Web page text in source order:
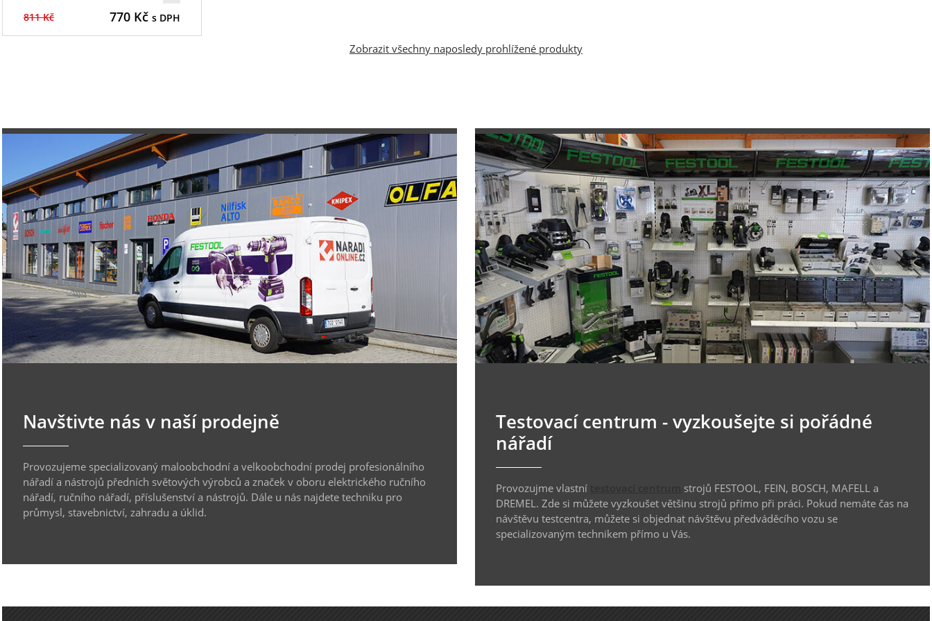
811 Kč 770Kč s DPH
Zobrazit všechny naposledy prohlížené produkty
Navštivte nás v naší prodejně
Provozujeme specializovaný maloobchodní a velkoobchodní prodej profesionálního
nářadí a nástrojů předních světových výrobců a značek v oboru elektrického ručního
nářadí, ručního nářadí, příslušenství a nástrojů. Dále u nás najdete techniku pro
průmysl, stavebnictví, zahradu a úklid.
Testovací centrum - vyzkoušejte si pořádné
nářadí
Provozujme vlastní
strojů FESTOOL, FEIN, BOSCH, MAFELL a
DREMEL. Zde si můžete vyzkoušet většinu strojů přímo při práci. Pokud nemáte čas na
návštěvu testcentra, můžete si objednat návštěvu předváděcího vozu se
specializovaným technikem přímo u Vás.